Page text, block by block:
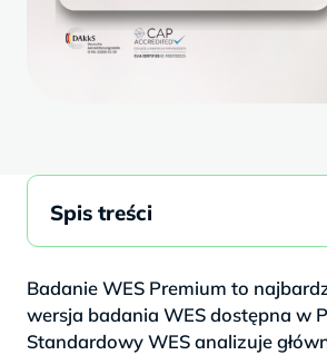
Badanie WES Premium to
wersja badania WES dostępna w
Standardowy WES analizuje
Spis treści